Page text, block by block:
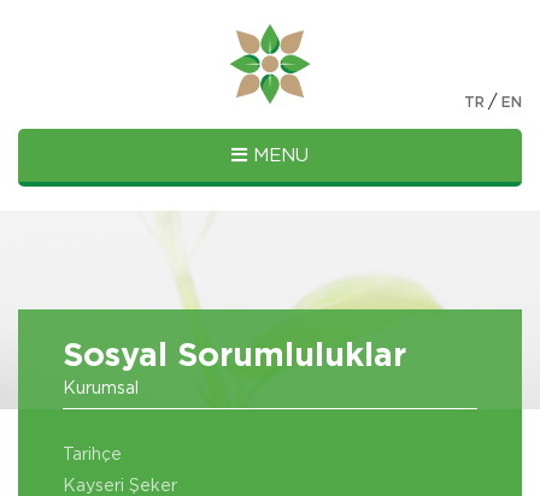
MENU
TR / EN
Sosyal Sorumluluklar
Kurumsal
Tarihçe
Kayseri Şeker